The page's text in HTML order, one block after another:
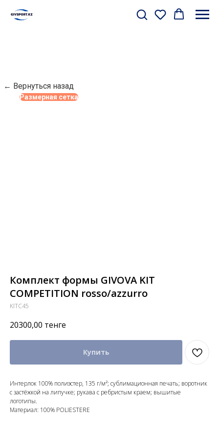
← Вернуться назад
Размерная сетка
Комплект формы GIVOVA KIT
COMPETITION rosso/azzurro
KITC45
20300,00 тенге
Купить
Интерлок 100% полиэстер, 135 г/м²; сублимационная печать; воротник
с застёжкой на липучке; рукава с ребристым краем; вышитые
логотипы.
Материал: 100% POLIESTERE